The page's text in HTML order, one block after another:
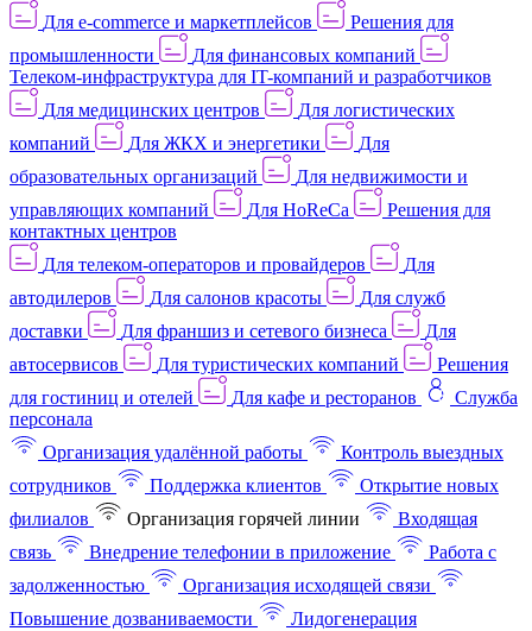
Для e-commerce и маркетплейсов
Решения для
промышленности
Для финансовых компаний
Телеком-инфраструктура для IT-компаний и разработчиков
Для медицинских центров
Для логистических
компаний
Для ЖКХ и энергетики
Для
образовательных организаций
Для недвижимости и
управляющих компаний
Для HoReCa
Решения для
контактных центров
Для телеком-операторов и провайдеров
Для
автодилеров
Для салонов красоты
Для служб
доставки
Для франшиз и сетевого бизнеса
Для
автосервисов
Для туристических компаний
Решения
для гостиниц и отелей
Для кафе и ресторанов
Служба
персонала
Организация удалённой работы
Контроль выездных
сотрудников
Поддержка клиентов
Открытие новых
филиалов
Организация горячей линии
Входящая
связь
Внедрение телефонии в приложение
Работа с
задолженностью
Организация исходящей связи
Повышение дозваниваемости
Лидогенерация